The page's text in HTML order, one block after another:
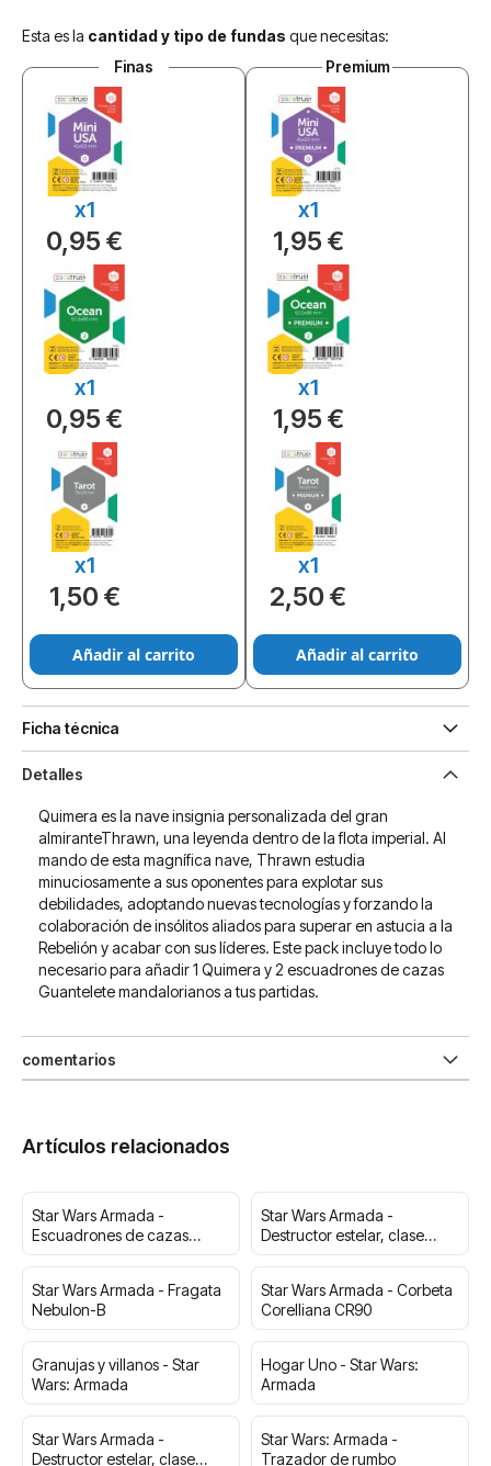
Esta es la cantidad y tipo de fundas que necesitas:
Finas
x1
0,95 €
x1
0,95 €
x1
1,50 €
Añadir al carrito
Premium
x1
1,95 €
x1
1,95 €
x1
2,50 €
Añadir al carrito
Ficha técnica
Detalles
Quimera es la nave insignia personalizada del gran
almiranteThrawn, una leyenda dentro de la flota imperial. Al
mando de esta magnífica nave, Thrawn estudia
minuciosamente a sus oponentes para explotar sus
debilidades, adoptando nuevas tecnologías y forzando la
colaboración de insólitos aliados para superar en astucia a la
Rebelión y acabar con sus líderes. Este pack incluye todo lo
necesario para añadir 1 Quimera y 2 escuadrones de cazas
Guantelete mandalorianos a tus partidas.
comentarios
Artículos relacionados
Star Wars Armada -
Escuadrones de cazas
rebeldes
Star Wars Armada -
Destructor estelar, clase
Gladiador
Star Wars Armada - Fragata
Nebulon-B
Star Wars Armada - Corbeta
Corelliana CR90
Granujas y villanos - Star
Wars: Armada
Hogar Uno - Star Wars:
Armada
Star Wars Armada -
Destructor estelar, clase
Star Wars: Armada -
Trazador de rumbo